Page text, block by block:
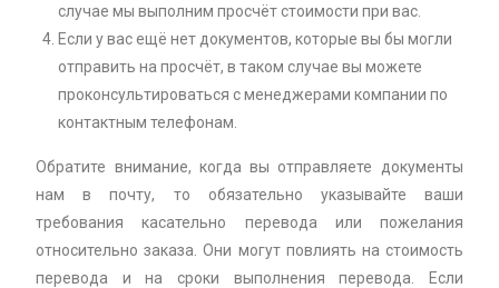
случае мы выполним просчёт стоимости при вас.
Если у вас ещё нет документов, которые вы бы могли
отправить на просчёт, в таком случае вы можете
проконсультироваться с менеджерами компании по
контактным телефонам.
Обратите внимание, когда вы отправляете документы
нам в почту, то обязательно указывайте ваши
требования касательно перевода или пожелания
относительно заказа. Они могут повлиять на стоимость
перевода и на сроки выполнения перевода. Если